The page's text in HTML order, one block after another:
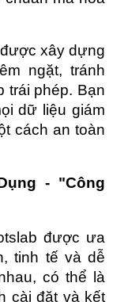
xây dựng
ngặt, tránh
trái phép. Bạn
dữ liệu giám
cách an toàn
được ưa
tinh tế và dễ
có thể là
cài đặt và kết